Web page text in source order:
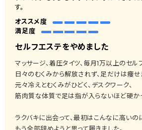
す。
オススメ度
満足度
セルフエステをやめました
マッサージ、着圧タイツ、毎月1万以上のセル
日々のむくみから解放されず、足だけは痩せ
元々冷えとむくみがひどく、デスクワーク、
筋肉質な体質で足は指が入らないほど硬かっ
ラクバキに出会って、最初はこんなに高いの